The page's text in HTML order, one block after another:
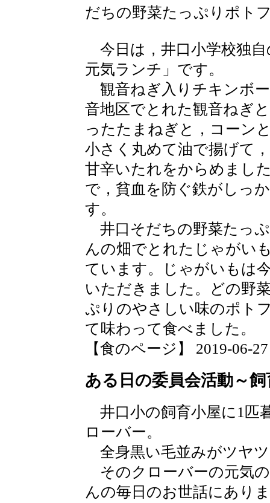
だちの野菜たっぷりポト
今日は，井口小学校独
元気ランチ」です。
観音ねぎ入りチキンボ
音地区でとれた観音ねぎ
ったたまねぎと，コーン
小さく丸めて油で揚げて
甘辛いたれをからめまし
で，貧血を防ぐ鉄がしっ
す。
井口そだちの野菜たっ
んの畑でとれたじゃがい
ています。じゃがいもは
いただきました。どの野
ぷりのやさしい味のポト
て味わって食べました。
【食のページ】 2019-06-
ある日の委員会活動～
井口小の飼育小屋に1匹
ローバー。
全身黒い毛並みがツヤ
そのクローバーの元気
んの毎日のお世話にあり